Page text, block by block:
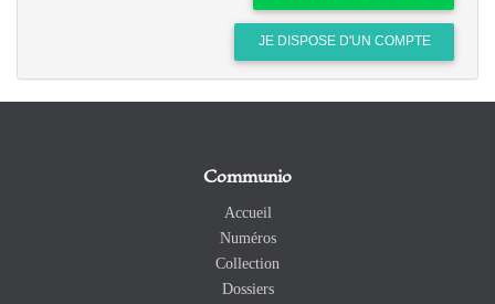
JE DISPOSE D'UN COMPTE
Communio
Accueil
Numéros
Collection
Dossiers